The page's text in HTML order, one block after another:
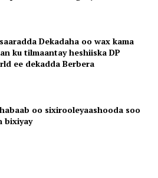
Dekadaha oo wax kama
ku tilmaantay heshiiska DP
ee dekadda Berbera
oo sixirooleyaashooda soo
bixiyay